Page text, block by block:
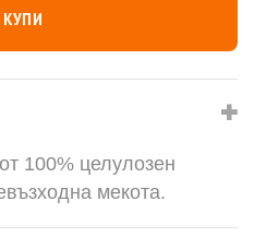
КУПИ
100% целулозен
мекота.